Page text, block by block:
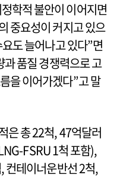
학적 불안이 이어지면
중요성이 커지고 있으
도 늘어나고 있다”면
품질 경쟁력으로 고
을 이어가겠다”고 말
은 총 22척, 47억달러
FSRU 1척 포함),
컨테이너운반선 2척,